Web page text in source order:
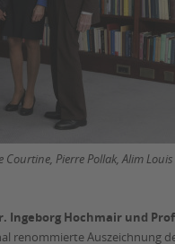
Pierre Pollak, Alim
Ingeborg Hochmair und
renommierte Auszeichnung